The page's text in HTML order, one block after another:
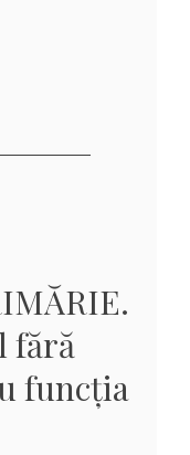
fără
funcția